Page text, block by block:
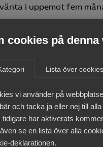
cookies på denna
Lista över cookies
vi använder på
och tacka ja eller nej till
tidigare har aktiverats
se en lista över alla
deklarationen.
i uppemot fem
måste
det är knappast några
får stöden betalas ut
som Almega
i december.